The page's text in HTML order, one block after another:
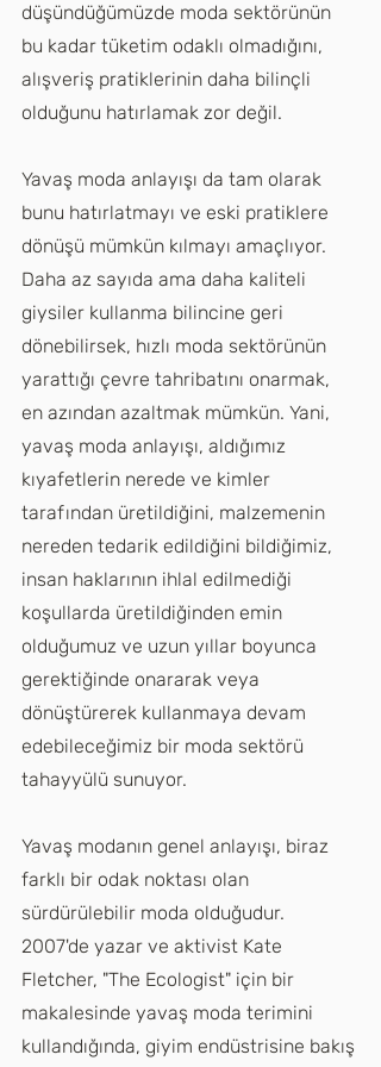
düşündüğümüzde moda sektörünün
bu kadar tüketim odaklı olmadığını,
alışveriş pratiklerinin daha bilinçli
olduğunu hatırlamak zor değil.
Yavaş moda anlayışı da tam olarak
bunu hatırlatmayı ve eski pratiklere
dönüşü mümkün kılmayı amaçlıyor.
Daha az sayıda ama daha kaliteli
giysiler kullanma bilincine geri
dönebilirsek, hızlı moda sektörünün
yarattığı çevre tahribatını onarmak,
en azından azaltmak mümkün. Yani,
yavaş moda anlayışı, aldığımız
kıyafetlerin nerede ve kimler
tarafından üretildiğini, malzemenin
nereden tedarik edildiğini bildiğimiz,
insan haklarının ihlal edilmediği
koşullarda üretildiğinden emin
olduğumuz ve uzun yıllar boyunca
gerektiğinde onararak veya
dönüştürerek kullanmaya devam
edebileceğimiz bir moda sektörü
tahayyülü sunuyor.
Yavaş modanın genel anlayışı, biraz
farklı bir odak noktası olan
sürdürülebilir moda olduğudur.
2007'de yazar ve aktivist Kate
Fletcher, "The Ecologist" için bir
makalesinde yavaş moda terimini
kullandığında, giyim endüstrisine bakış